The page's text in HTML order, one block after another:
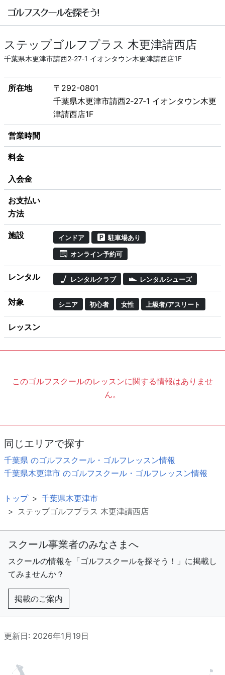
ステップゴルフプラス 木更津請西店
千葉県木更津市請西2‐27‐1 イオンタウン木更津請西店1F
所在地
〒292-0801
千葉県木更津市請西2‐27‐1 イオンタウン木更
津請西店1F
営業時間
料金
入会金
お支払い
方法
施設 インドア 駐車場あり
オンライン予約可
レンタル レンタルクラブ レンタルシューズ
対象 シニア 初心者 女性 上級者/アスリート
レッスン
このゴルフスクールのレッスンに関する情報はありませ
ん。
同じエリアで探す
千葉県 のゴルフスクール・ゴルフレッスン情報
千葉県木更津市 のゴルフスクール・ゴルフレッスン情報
トップ
千葉県木更津市
ステップゴルフプラス 木更津請西店
スクール事業者のみなさまへ
スクールの情報を「ゴルフスクールを探そう！」に掲載し
てみませんか？
掲載のご案内
更新日: 2026年1月19日